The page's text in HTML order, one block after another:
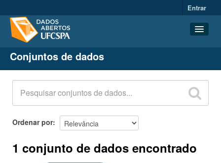
Entrar
Conjuntos de dados
Organizações
Grupos
Sobre
Conjuntos de dados
Ordenar por
1 conjunto de dados encontrado